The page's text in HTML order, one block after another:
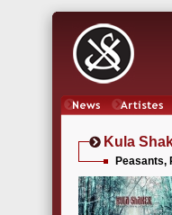
Kula
Peasants,